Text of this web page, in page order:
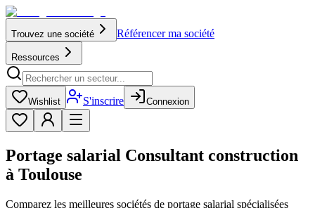
Trouvez une société Référencer ma société
Ressources
Wishlist S'inscrire Connexion
Portage salarial Consultant construction
à Toulouse
Comparez les meilleures sociétés de portage salarial spécialisées